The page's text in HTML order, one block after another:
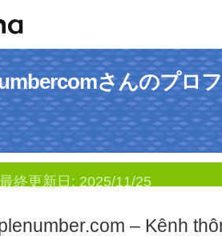
さんのプロ
最終更新日: 2025/11/25
– Kênh